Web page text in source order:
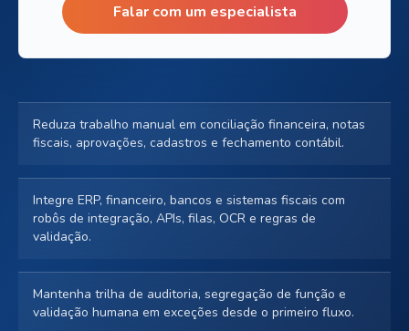
Falar com um especialista
Reduza trabalho manual em conciliação financeira, notas
fiscais, aprovações, cadastros e fechamento contábil.
Integre ERP, financeiro, bancos e sistemas fiscais com
robôs de integração, APIs, filas, OCR e regras de
validação.
Mantenha trilha de auditoria, segregação de função e
validação humana em exceções desde o primeiro fluxo.